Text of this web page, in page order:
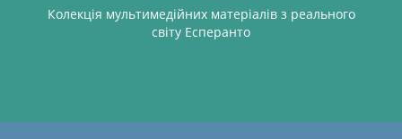
Колекція мультимедійних матеріалів з реального
світу Есперанто